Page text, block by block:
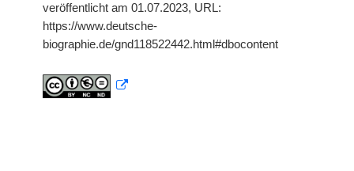
veröffentlicht am 01.07.2023, URL:
https://www.deutsche-
biographie.de/gnd118522442.html#dbocontent